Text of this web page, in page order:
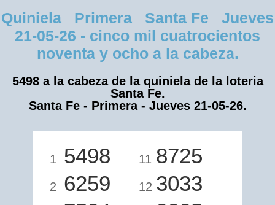
Quiniela Primera Santa Fe Jueves
21-05-26 - cinco mil cuatrocientos
noventa y ocho a la cabeza.
5498 a la cabeza de la quiniela de la loteria
Santa Fe.
Santa Fe - Primera - Jueves 21-05-26.
1 5498
2 6259
11 8725
12 3033